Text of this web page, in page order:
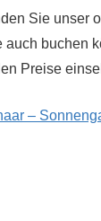
Sie unser
auch buchen
Preise
–